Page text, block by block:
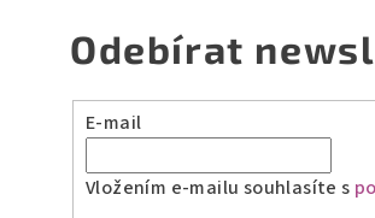
Odebírat
E-mail
Vložením e-mailu souhlasíte s